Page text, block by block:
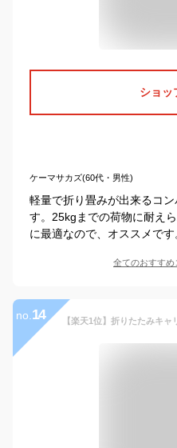
ショッ
ケーマサカズ(60代・男性)
軽量で折り畳みが出来るコ
す。25kgまでの荷物に耐え
に最適なので、オススメです
全てのおすすめ
no. 14